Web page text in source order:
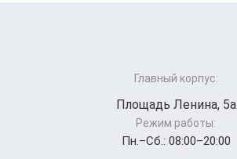
Главный корпус:
Площадь Ленина, 5а
Режим работы:
Пн.–Cб.: 08:00–20:00